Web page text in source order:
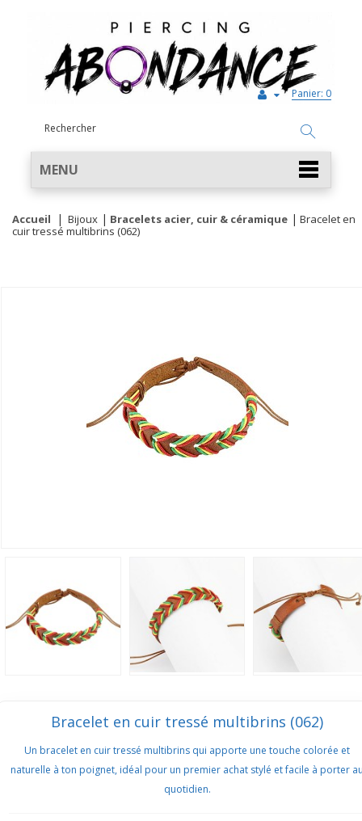
Panier: 0
MENU
Accueil Bijoux Bracelets acier, cuir & céramique
Bracelet en
cuir tressé multibrins (062)
Bracelet en cuir tressé multibrins (062)
Un bracelet en cuir tressé multibrins qui apporte une touche colorée et
naturelle à ton poignet, idéal pour un premier achat stylé et facile à porter
quotidien.